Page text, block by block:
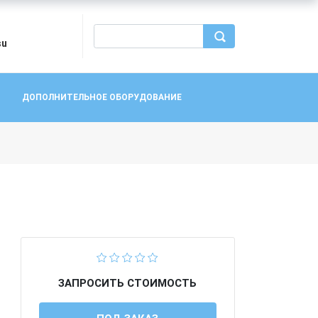
ДОПОЛНИТЕЛЬНОЕ ОБОРУДОВАНИЕ
ЗАПРОСИТЬ СТОИМОСТЬ